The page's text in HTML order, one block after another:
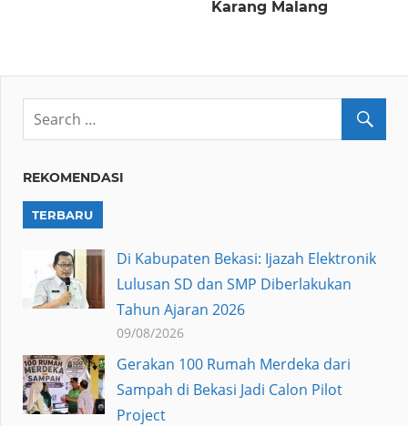
Karang Malang
REKOMENDASI
TERBARU
Di Kabupaten Bekasi: Ijazah Elektronik
Lulusan SD dan SMP Diberlakukan
Tahun Ajaran 2026
09/08/2026
Gerakan 100 Rumah Merdeka dari
Sampah di Bekasi Jadi Calon Pilot
Project